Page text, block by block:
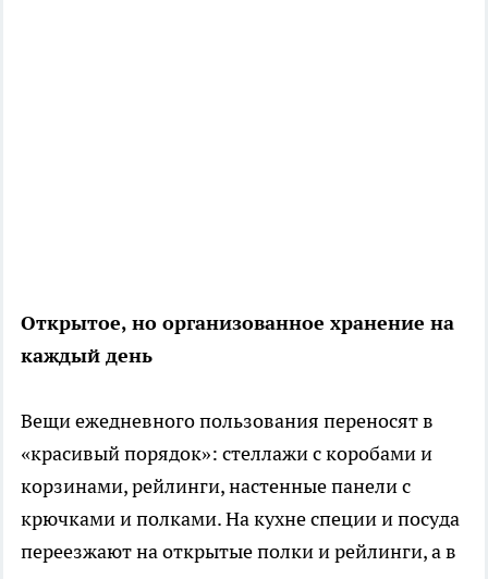
Открытое, но организованное хранение на
каждый день
Вещи ежедневного пользования переносят в
«красивый порядок»: стеллажи с коробами и
корзинами, рейлинги, настенные панели с
крючками и полками. На кухне специи и посуда
переезжают на открытые полки и рейлинги, а в